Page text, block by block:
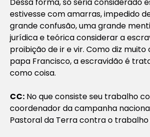
estivesse com amarras, impedido
grande confusão, uma grande
jurídica e teórica considerar a
proibição de ir e vir. Como diz
papa Francisco, a escravidão é
como coisa.
CC: No que consiste seu trabalho
coordenador da campanha
Pastoral da Terra contra o